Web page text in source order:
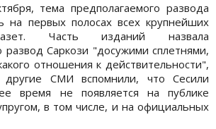
тема предполагаемого развода
на первых полосах всех крупнейших
Часть изданий назвала
развод Саркози "досужими сплетнями,
отношения к действительности",
СМИ вспомнили, что Сесили
время не появляется на публике
в том числе, и на официальных